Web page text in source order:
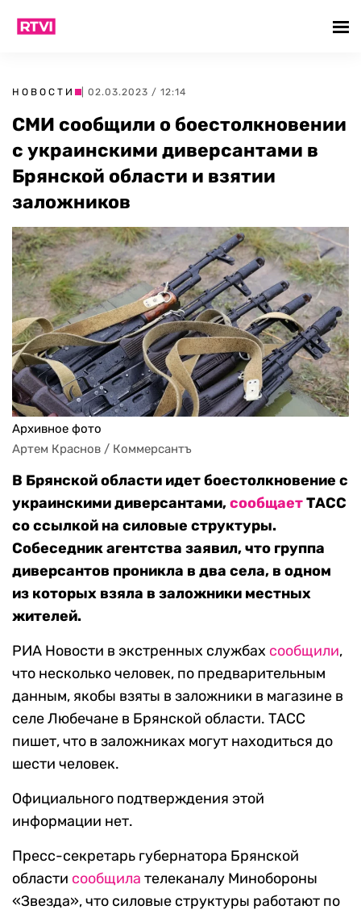
НОВОСТИ | 02.03.2023 / 12:14
СМИ сообщили о боестолкновении
с украинскими диверсантами в
Брянской области и взятии
заложников
Архивное фото
Артем Краснов / Коммерсантъ
В Брянской области идет боестолкновение с
украинскими диверсантами,сообщаетТАСС
со ссылкой на силовые структуры.
Собеседник агентства заявил, что группа
диверсантов проникла в два села, в одном
из которых взяла в заложники местных
жителей.
РИА Новости в экстренных службах сообщили,
что несколько человек, по предварительным
данным, якобы взяты в заложники в магазине в
селе Любечане в Брянской области. ТАСС
пишет, что в заложниках могут находиться до
шести человек.
Официального подтверждения этой
информации нет.
Пресс-секретарь губернатора Брянской
области сообщила телеканалу Минобороны
«Звезда», что силовые структуры работают по